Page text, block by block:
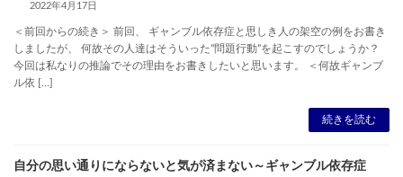
2022年4月17日
＜前回からの続き＞ 前回、 ギャンブル依存症と思しき人の架空の例をお書き
しましたが、 何故その人達はそういった”問題行動”を起こすのでしょうか？
今回は私なりの推論でその理由をお書きしたいと思います。 ＜何故ギャンブ
ル依 […]
続きを読む
自分の思い通りにならないと気が済まない～ギャンブル依存症